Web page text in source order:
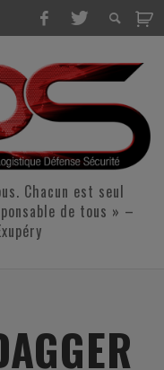
Chacun est seul
de tous » –